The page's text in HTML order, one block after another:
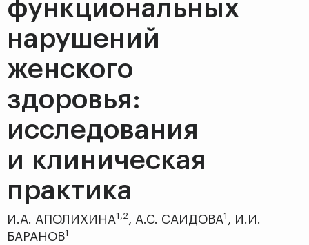
функциональных
нарушений
женского
здоровья:
исследования
и клиническая
практика
И.А. АПОЛИХИНА1,2 , А.С. САИДОВА1 , И.И.
БАРАНОВ1